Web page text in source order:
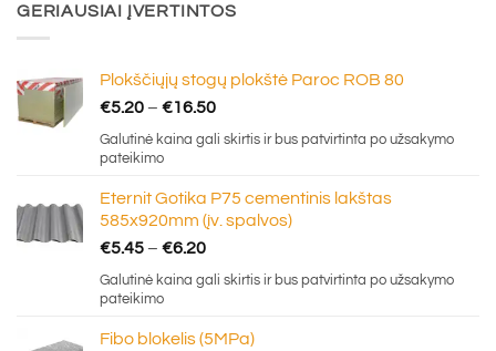
GERIAUSIAI ĮVERTINTOS
Plokščiųjų stogų plokštė Paroc ROB 80
€5.20 – €16.50Price
range:
€16.50
Galutinė kaina gali skirtis ir bus patvirtinta po užsakymo
pateikimo
Eternit Gotika P75 cementinis lakštas
585x920mm (įv. spalvos)
€5.45 – €6.20Price
range:
€6.20
Galutinė kaina gali skirtis ir bus patvirtinta po užsakymo
pateikimo
Fibo blokelis (5MPa)